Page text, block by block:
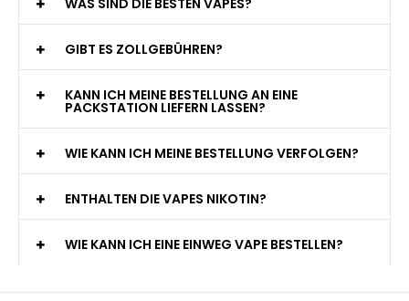
WAS SIND DIE BESTEN VAPES?
GIBT ES ZOLLGEBÜHREN?
KANN ICH MEINE BESTELLUNG AN EINE
PACKSTATION LIEFERN LASSEN?
WIE KANN ICH MEINE BESTELLUNG VERFOLGEN?
ENTHALTEN DIE VAPES NIKOTIN?
WIE KANN ICH EINE EINWEG VAPE BESTELLEN?